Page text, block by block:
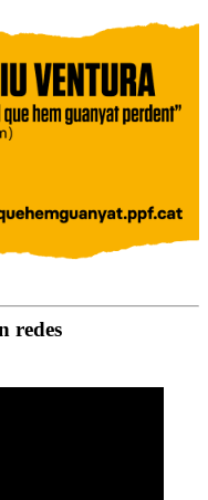
redes